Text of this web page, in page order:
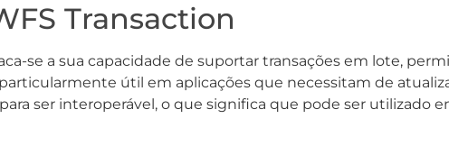
Transaction
se a sua capacidade de suportar transações em lote,
útil em aplicações que necessitam de
ser interoperável, o que significa que pode ser utilizado